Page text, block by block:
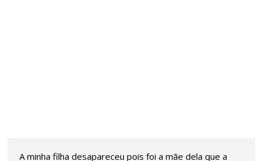
A minha filha desapareceu pois foi a mãe dela que a